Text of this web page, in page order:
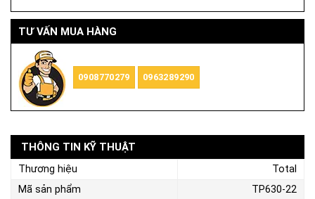
TƯ VẤN MUA HÀNG
0908770279 0963289290
THÔNG TIN KỸ THUẬT
Thương hiệu
Total
Mã sản phẩm
TP630-22